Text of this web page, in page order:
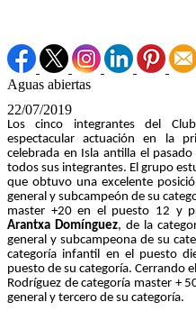
Aguas abiertas
22/07/2019
Los cinco integrantes del
espectacular actuación en la
celebrada en Isla antilla el
todos sus integrantes. El grupo
que obtuvo una excelente
general y subcampeón de su
master +20 en el puesto 12 y
Arantxa Domínguez, de la
general y subcampeona de su
categoría infantil en el puesto
puesto de su categoría. Cerrando
Rodríguez de categoría master +
general y tercero de su categoría.